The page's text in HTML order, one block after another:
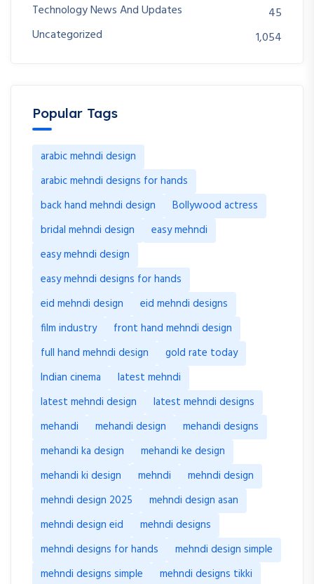
Technology News And Updates
45
Uncategorized
1,054
Popular Tags
arabic mehndi design
arabic mehndi designs for hands
back hand mehndi design
Bollywood actress
bridal mehndi design
easy mehndi
easy mehndi design
easy mehndi designs for hands
eid mehndi design
eid mehndi designs
film industry
front hand mehndi design
full hand mehndi design
gold rate today
Indian cinema
latest mehndi
latest mehndi design
latest mehndi designs
mehandi
mehandi design
mehandi designs
mehandi ka design
mehandi ke design
mehandi ki design
mehndi
mehndi design
mehndi design 2025
mehndi design asan
mehndi design eid
mehndi designs
mehndi designs for hands
mehndi design simple
mehndi designs simple
mehndi designs tikki